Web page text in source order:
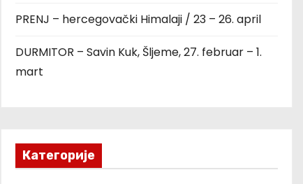
PRENJ – hercegovački Himalaji / 23 – 26. april
DURMITOR – Savin Kuk, Šljeme, 27. februar – 1.
mart
Категорије